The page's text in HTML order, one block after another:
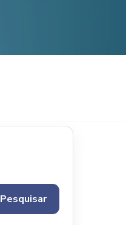
Pesquisar